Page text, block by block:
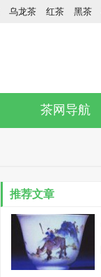
乌龙茶 红茶 黑茶
茶网导航
推荐文章